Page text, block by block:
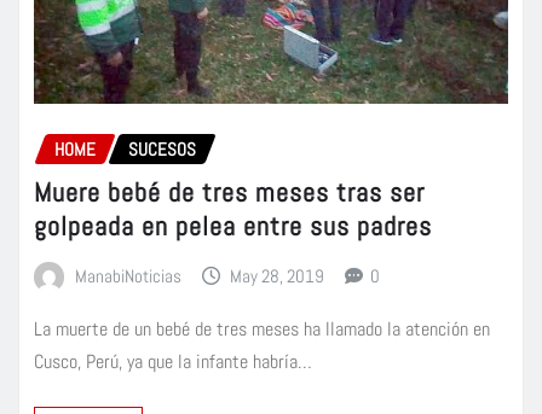
HOME SUCESOS
Muere bebé de tres meses tras ser
golpeada en pelea entre sus padres
ManabiNoticias May 28, 2019 0
La muerte de un bebé de tres meses ha llamado la atención en
Cusco, Perú, ya que la infante habría…